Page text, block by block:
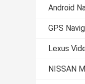
Android
GPS
Lexus
NISSAN